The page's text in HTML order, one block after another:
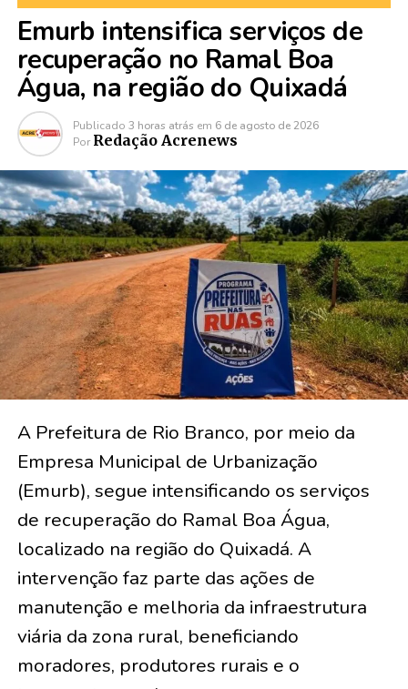
Emurb intensifica serviços de
recuperação no Ramal Boa
Água, na região do Quixadá
Publicado 3 horas atrás em 6 de agosto de 2026
Por Redação Acrenews
A Prefeitura de Rio Branco, por meio da
Empresa Municipal de Urbanização
(Emurb), segue intensificando os serviços
de recuperação do Ramal Boa Água,
localizado na região do Quixadá. A
intervenção faz parte das ações de
manutenção e melhoria da infraestrutura
viária da zona rural, beneficiando
moradores, produtores rurais e o